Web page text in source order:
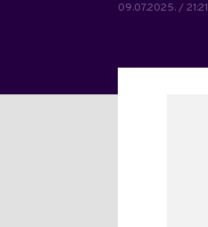
09.07.2025. / 21:21